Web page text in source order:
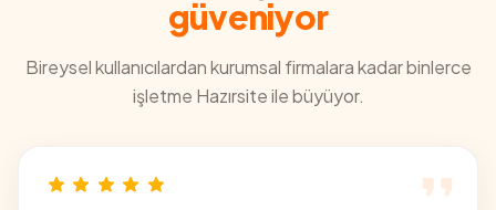
güveniyor
Bireysel kullanıcılardan kurumsal firmalara kadar binlerce
işletme Hazırsite ile büyüyor.